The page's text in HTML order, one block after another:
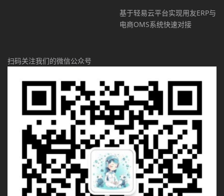
基于轻易云平台实现用友ERP与
电商OMS系统快速对接
扫码关注我们的微信公众号